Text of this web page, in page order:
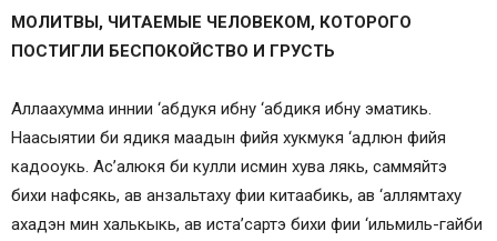
МОЛИТВЫ, ЧИТАЕМЫЕ ЧЕЛОВЕКОМ, КОТОРОГО
ПОСТИГЛИ БЕСПОКОЙСТВО И ГРУСТЬ
Аллаахумма иннии ‘абдукя ибну ‘абдикя ибну эматикь.
Наасыятии би ядикя маадын фийя хукмукя ‘адлюн фийя
кадооукь. Ас’алюкя би кулли исмин хува лякь, саммяйтэ
бихи нафсякь, ав анзальтаху фии китаабикь, ав ‘аллямтаху
ахадэн мин халькыкь, ав иста’сартэ бихи фии ‘ильмиль-гайби